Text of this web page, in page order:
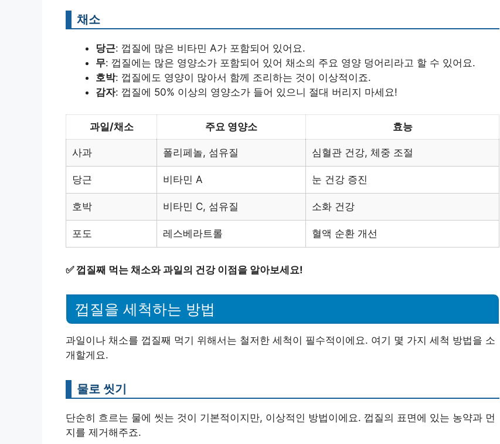
채소
당근: 껍질에 많은 비타민 A가 포함되어 있어요.
무: 껍질에는 많은 영양소가 포함되어 있어 채소의 주요 영양 덩어리라고 할 수 있어요.
호박: 껍질에도 영양이 많아서 함께 조리하는 것이 이상적이죠.
감자: 껍질에 50% 이상의 영양소가 들어 있으니 절대 버리지 마세요!
과일/채소 주요 영양소 효능
사과 폴리페놀, 섬유질 심혈관 건강, 체중 조절
당근 비타민 A 눈 건강 증진
호박 비타민 C, 섬유질 소화 건강
포도 레스베라트롤 혈액 순환 개선
✅껍질째 먹는 채소와 과일의 건강 이점을 알아보세요!
껍질을 세척하는 방법
과일이나 채소를 껍질째 먹기 위해서는 철저한 세척이 필수적이에요. 여기 몇 가지 세척 방법을 소
개할게요.
물로 씻기
단순히 흐르는 물에 씻는 것이 기본적이지만, 이상적인 방법이에요. 껍질의 표면에 있는 농약과 먼
지를 제거해주죠.